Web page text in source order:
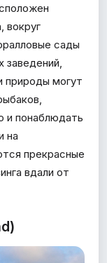
вокруг
сады
природы могут
и понаблюдать
на
прекрасные
вдали от